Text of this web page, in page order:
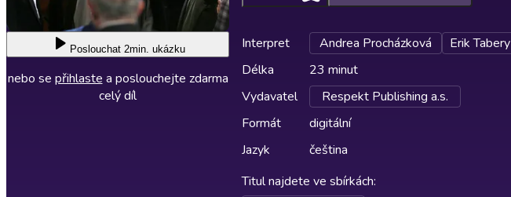
Poslouchat 2min. ukázku
nebo se přihlaste a poslouchejte zdarma
celý díl
Interpret Andrea Procházková
Erik Tabery
Délka
23 minut
Vydavatel
Respekt Publishing a.s.
Formát
digitální
Jazyk
čeština
Titul najdete ve sbírkách: